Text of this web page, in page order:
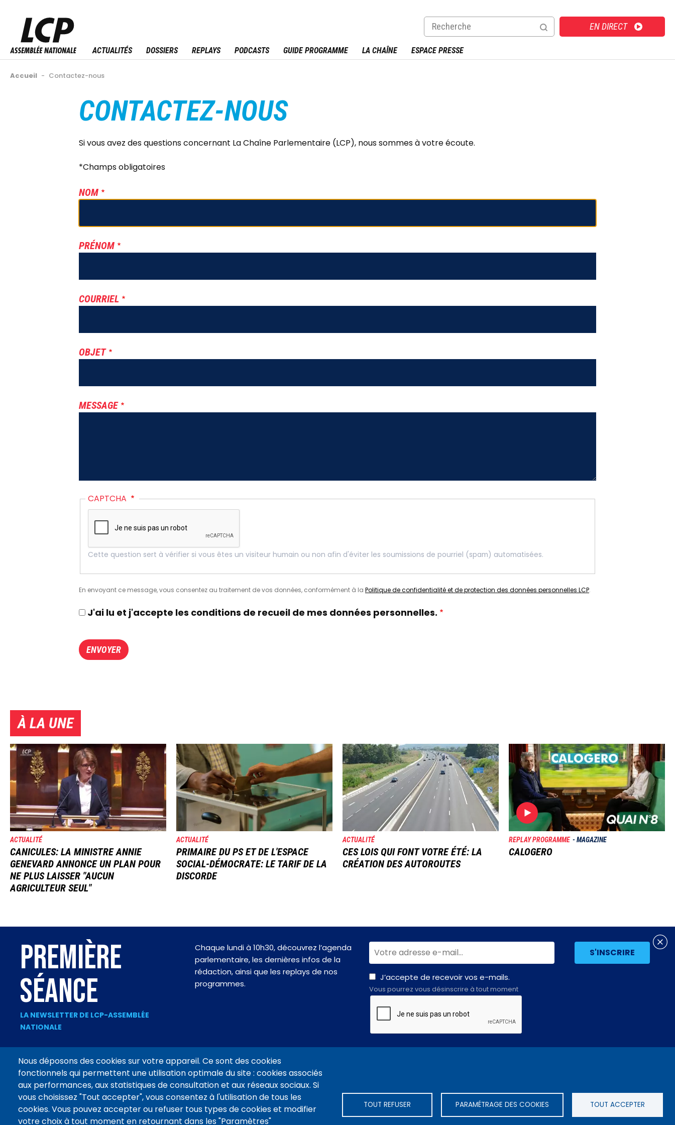
contenu
principal
EN DIRECT
ACTUALITÉS DOSSIERS REPLAYS PODCASTS GUIDE PROGRAMME LA CHAÎNE ESPACE PRESSE
Fil
Accueil - Contactez-nous
CONTACTEZ-NOUS
Si vous avez des questions concernant La Chaîne Parlementaire (LCP), nous sommes à votre écoute.
*Champs obligatoires
NOM
PRÉNOM
COURRIEL
OBJET
MESSAGE
CAPTCHA
Cette question sert à vérifier si vous êtes un visiteur humain ou non afin d'éviter les soumissions de pourriel (spam) automatisées.
En envoyant ce message, vous consentez au traitement de vos données, conformément à la Politique de confidentialité et de protection des données personnelles LCP.
J'ai lu et j'accepte les conditions de recueil de mes données personnelles.
À LA UNE
Image
ACTUALITÉ
CANICULES: LA MINISTRE ANNIE
GENEVARD ANNONCE UN PLAN POUR
NE PLUS LAISSER "AUCUN
AGRICULTEUR SEUL"
Image
ACTUALITÉ
PRIMAIRE DU PS ET DE L'ESPACE
SOCIAL-DÉMOCRATE: LE TARIF DE LA
DISCORDE
Image
ACTUALITÉ
CES LOIS QUI FONT VOTRE ÉTÉ: LA
CRÉATION DES AUTOROUTES
Image
REPLAY PROGRAMME MAGAZINE
CALOGERO
Nous déposons des cookies sur votre appareil. Ce sont des cookies
fonctionnels qui permettent une utilisation optimale du site : cookies associés
aux performances, aux statistiques de consultation et aux réseaux sociaux. Si
vous choisissez "Tout accepter", vous consentez à l'utilisation de tous les
cookies. Vous pouvez accepter ou refuser tous types de cookies et modifier
votre choix à tout moment en retournant dans les "Paramètres"
TOUT REFUSER PARAMÉTRAGE DES COOKIES TOUT ACCEPTER
PREMIÈRE
SÉANCE
LA NEWSLETTER DE LCP-ASSEMBLÉE
NATIONALE
Chaque lundi à 10h30, découvrez l’agenda
parlementaire, les dernières infos de la
rédaction, ainsi que les replays de nos
programmes.
J’accepte de recevoir vos e-mails.
Vous pourrez vous désinscrire à tout moment
Footer
menu
CONTACT MENTIONS LÉGALES DONNÉES PERSONNELLES VIDÉOTHÈQUE CONNEXION